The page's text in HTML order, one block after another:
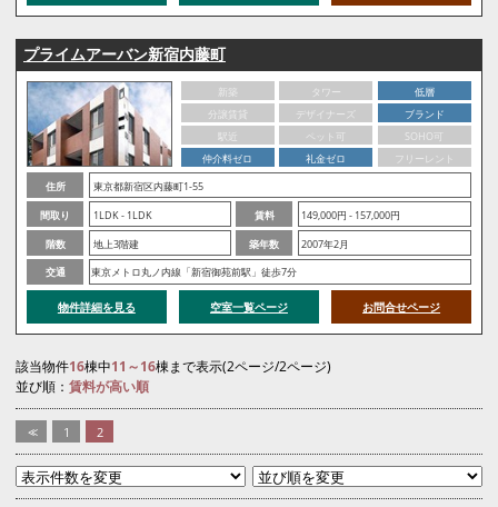
プライムアーバン新宿内藤町
新築 タワー
低層
分譲賃貸
デザイナーズ
ブランド
駅近
ペット可
SOHO可
仲介料ゼロ
礼金ゼロ
フリーレント
住所
東京都新宿区内藤町1-55
間取り
1LDK - 1LDK 賃料
149,000円 - 157,000円
階数
地上3階建 築年数
2007年2月
交通
東京メトロ丸ノ内線「新宿御苑前駅」徒歩7分
物件詳細を見る 空室一覧ページ お問合せページ
該当物件16棟中11～16棟まで表示(2ページ/2ページ)
並び順： 賃料が高い順
<< 1 2